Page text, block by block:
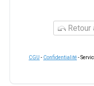
CGU - Confidentialité-